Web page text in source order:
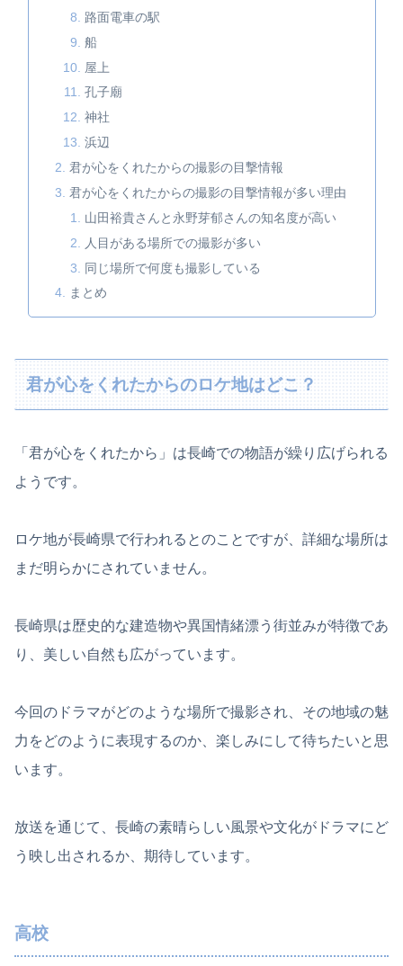
路面電車の駅
船
屋上
孔子廟
神社
浜辺
君が心をくれたからの撮影の目撃情報
君が心をくれたからの撮影の目撃情報が多い理由
山田裕貴さんと永野芽郁さんの知名度が高い
人目がある場所での撮影が多い
同じ場所で何度も撮影している
まとめ
君が心をくれたからのロケ地はどこ？
「君が心をくれたから」は長崎での物語が繰り広げられる
ようです。
ロケ地が長崎県で行われるとのことですが、詳細な場所は
まだ明らかにされていません。
長崎県は歴史的な建造物や異国情緒漂う街並みが特徴であ
り、美しい自然も広がっています。
今回のドラマがどのような場所で撮影され、その地域の魅
力をどのように表現するのか、楽しみにして待ちたいと思
います。
放送を通じて、長崎の素晴らしい風景や文化がドラマにど
う映し出されるか、期待しています。
高校